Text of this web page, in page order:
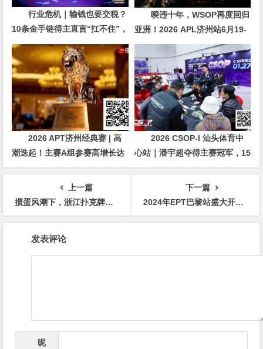
行业危机｜输钱也要交税？
10条金手链得主直言“扛不住”，
主动砍掉四分之三比赛
暌违十年，WSOP再度回归
亚洲！2026 APL济州站6月19-
28日盛大登场！
2026 APT济州经典赛 | 高
潮迭起！主赛A组参赛高增长达
676人次！中国选手 Tony Lin
逆袭夺超级豪客赛冠军！
2026 CSOP-I 汕头体育中
心站｜潘宇超夺得主赛冠军，15
年扑克路，圆梦CSOP！
上一篇
掼蛋风潮下，浙江扑克牌企业纷纷入场
下一篇
2024年EPT巴黎站盛大开幕 周全晋级神秘赏金赛Day2
发表评论
昵